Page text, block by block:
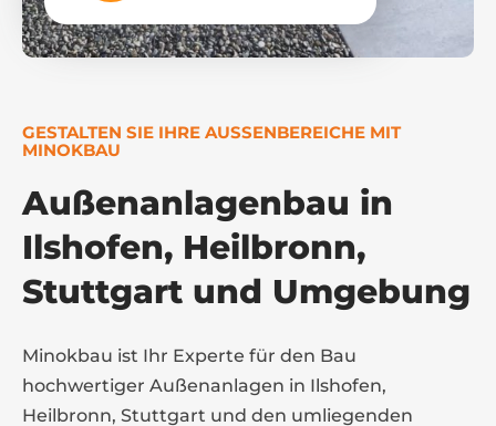
GESTALTEN SIE IHRE AUSSENBEREICHE MIT M
INOKBAU
Außenanlagenbau in
Ilshofen, Heilbronn,
Stuttgart und Umgebung
Minokbau ist Ihr Experte für den Bau
hochwertiger Außenanlagen in Ilshofen,
Heilbronn, Stuttgart und den umliegenden